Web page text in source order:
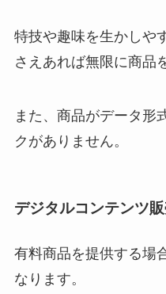
特技や趣味を生かしや
さえあれば無限に商品
また、商品がデータ形
クがありません。
デジタルコンテンツ
有料商品を提供する場
なります。